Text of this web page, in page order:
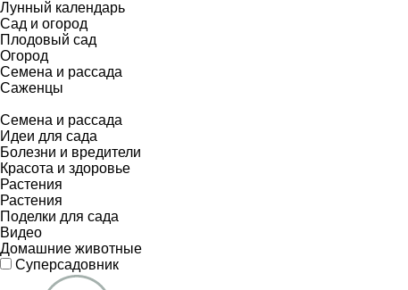
Лунный календарь
Сад и огород
Плодовый сад
Огород
Семена и рассада
Саженцы
Семена и рассада
Идеи для сада
Болезни и вредители
Красота и здоровье
Растения
Растения
Поделки для сада
Видео
Домашние животные
Суперсадовник